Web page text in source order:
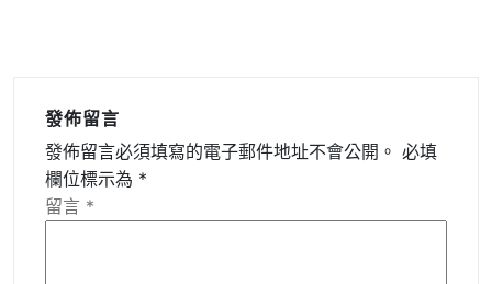
發佈留言
發佈留言必須填寫的電子郵件地址不會公開。 必填
欄位標示為 *
留言 *